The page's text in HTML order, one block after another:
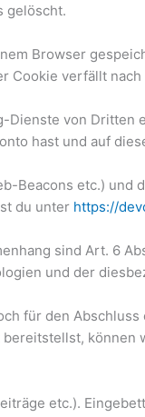
gelöscht.
Browser
Cookie verfällt nach
von
hast und auf
Beacons etc.)
du unter https://
sind Art. 6
und der
für den
etc.).